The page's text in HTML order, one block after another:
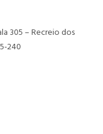
305 – Recreio dos
240